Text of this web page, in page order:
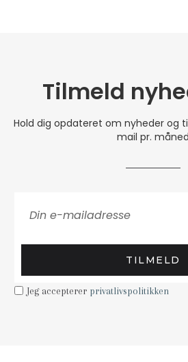
Tilmeld
Hold dig opdateret om nyheder og
mail pr. måned
TILMELD
Jeg accepterer privatlivspolitikken